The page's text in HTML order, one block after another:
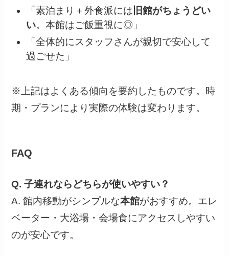
「素泊まり＋外食派には 旧館がちょうどい
い。本館はご飯重視に◎」
「全体的にスタッフさんが親切で安心して
過ごせた」
※上記はよくある傾向を要約したものです。時
期・プランにより実際の体験は変わります。
FAQ
Q. 子連れならどちらが使いやすい？
A. 館内移動がシンプルな本館がおすすめ。エレ
ベーター・大浴場・会場食にアクセスしやすい
のが安心です。